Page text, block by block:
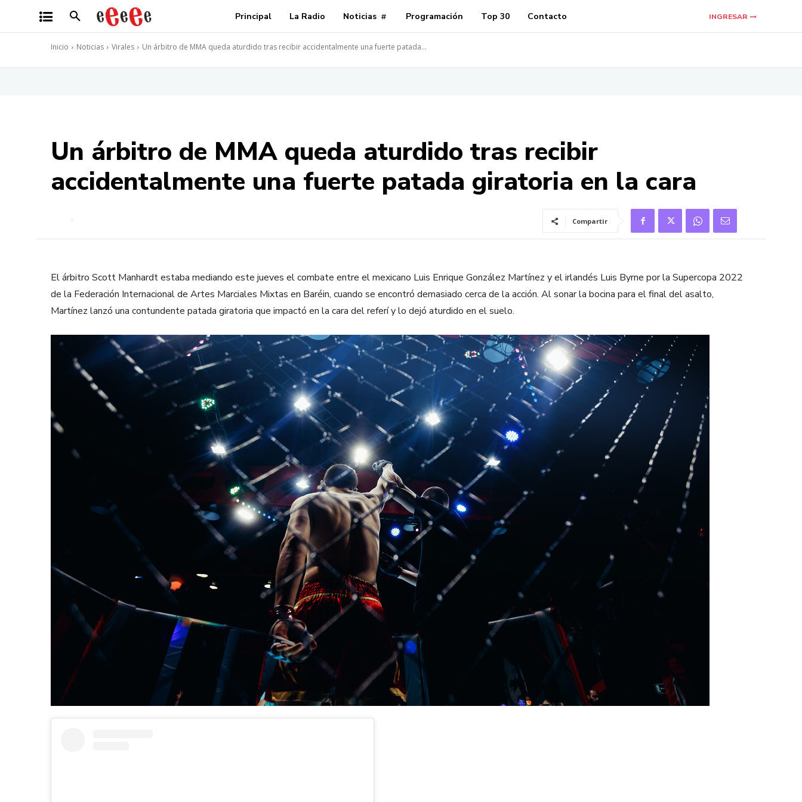
Principal La Radio Noticias Programación Top 30 Contacto INGRESAR
Inicio Noticias Virales Un árbitro de MMA queda aturdido tras recibir accidentalmente una fuerte patada...
Un árbitro de MMA queda aturdido tras recibir
accidentalmente una fuerte patada giratoria en la cara
Compartir
El árbitro Scott Manhardt estaba mediando este jueves el combate entre el mexicano Luis Enrique González Martínez y el irlandés Luis Byrne por la Supercopa 2022
de la Federación Internacional de Artes Marciales Mixtas en Baréin, cuando se encontró demasiado cerca de la acción. Al sonar la bocina para el final del asalto,
Martínez lanzó una contundente patada giratoria que impactó en la cara del referí y lo dejó aturdido en el suelo.